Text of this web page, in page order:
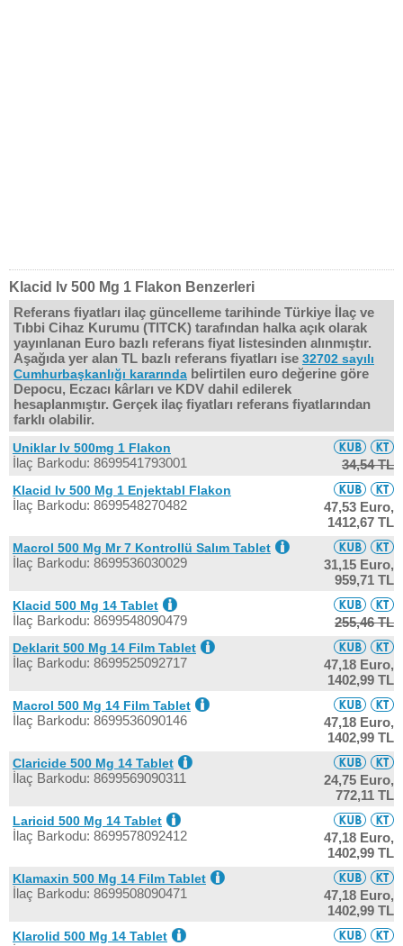
Klacid Iv 500 Mg 1 Flakon Benzerleri
Referans fiyatları ilaç güncelleme tarihinde Türkiye İlaç ve
Tıbbi Cihaz Kurumu (TITCK) tarafından halka açık olarak
yayınlanan Euro bazlı referans fiyat listesinden alınmıştır.
Aşağıda yer alan TL bazlı referans fiyatları ise 32702 sayılı
Cumhurbaşkanlığı kararında belirtilen euro değerine göre
Depocu, Eczacı kârları ve KDV dahil edilerek
hesaplanmıştır. Gerçek ilaç fiyatları referans fiyatlarından
farklı olabilir.
Uniklar Iv 500mg 1 Flakon
İlaç Barkodu: 8699541793001 34,54 TL
Klacid Iv 500 Mg 1 Enjektabl Flakon
İlaç Barkodu: 8699548270482
47,53 Euro,
1412,67 TL
Macrol 500 Mg Mr 7 Kontrollü Salım Tablet
İlaç Barkodu: 8699536030029
31,15 Euro,
959,71 TL
Klacid 500 Mg 14 Tablet
İlaç Barkodu: 8699548090479 255,46 TL
Deklarit 500 Mg 14 Film Tablet
İlaç Barkodu: 8699525092717
47,18 Euro,
1402,99 TL
Macrol 500 Mg 14 Film Tablet
İlaç Barkodu: 8699536090146
47,18 Euro,
1402,99 TL
Claricide 500 Mg 14 Tablet
İlaç Barkodu: 8699569090311
24,75 Euro,
772,11 TL
Laricid 500 Mg 14 Tablet
İlaç Barkodu: 8699578092412
47,18 Euro,
1402,99 TL
Klamaxin 500 Mg 14 Film Tablet
İlaç Barkodu: 8699508090471
47,18 Euro,
1402,99 TL
Klarolid 500 Mg 14 Tablet